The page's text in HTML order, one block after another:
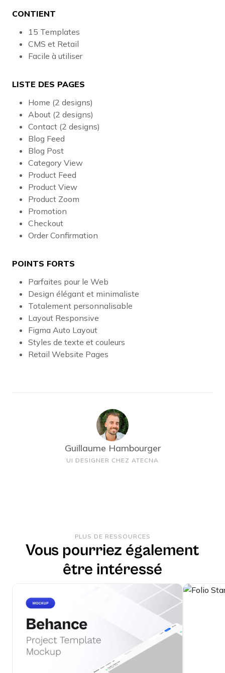
CONTIENT
15 Templates
CMS et Retail
Facile à utiliser
LISTE DES PAGES
Home (2 designs)
About (2 designs)
Contact (2 designs)
Blog Feed
Blog Post
Category View
Product Feed
Product View
Product Zoom
Promotion
Checkout
Order Confirmation
POINTS FORTS
Parfaites pour le Web
Design élégant et minimaliste
Totalement personnalisable
Layout Responsive
Figma Auto Layout
Styles de texte et couleurs
Retail Website Pages
Guillaume Hambourger
UI DESIGNER CHEZ ATECNA
PLUS DE RESSOURCES
Vous pourriez également
être intéressé